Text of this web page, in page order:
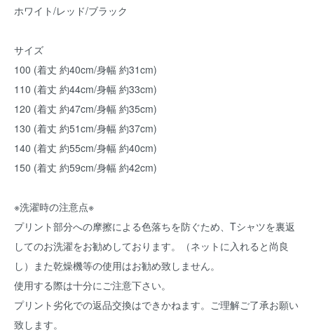
ホワイト/レッド/ブラック
サイズ
100 (着丈 約40cm/身幅 約31cm)
110 (着丈 約44cm/身幅 約33cm)
120 (着丈 約47cm/身幅 約35cm)
130 (着丈 約51cm/身幅 約37cm)
140 (着丈 約55cm/身幅 約40cm)
150 (着丈 約59cm/身幅 約42cm)
※洗濯時の注意点※
プリント部分への摩擦による色落ちを防ぐため、Tシャツを裏返
してのお洗濯をお勧めしております。（ネットに入れると尚良
し）また乾燥機等の使用はお勧め致しません。
使用する際は十分にご注意下さい。
プリント劣化での返品交換はできかねます。ご理解ご了承お願い
致します。